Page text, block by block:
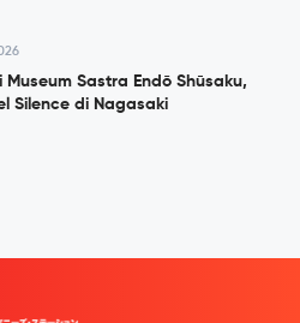
Museum Sastra Endō Shūsaku,
Silence di Nagasaki